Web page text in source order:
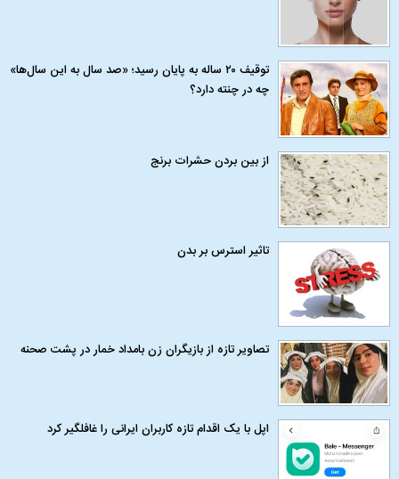
توقیف ۲۰ ساله به پایان رسید؛ «صد سال به این سال‌ها»
چه در چنته دارد؟
از بین بردن حشرات برنج
تاثیر استرس بر بدن
تصاویر تازه از بازیگران زن بامداد خمار در پشت صحنه
اپل با یک اقدام تازه کاربران ایرانی را غافلگیر کرد